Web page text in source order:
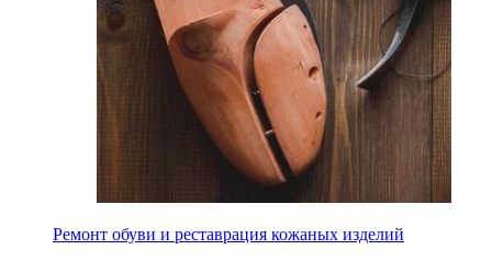
Ремонт обуви и реставрация кожаных изделий